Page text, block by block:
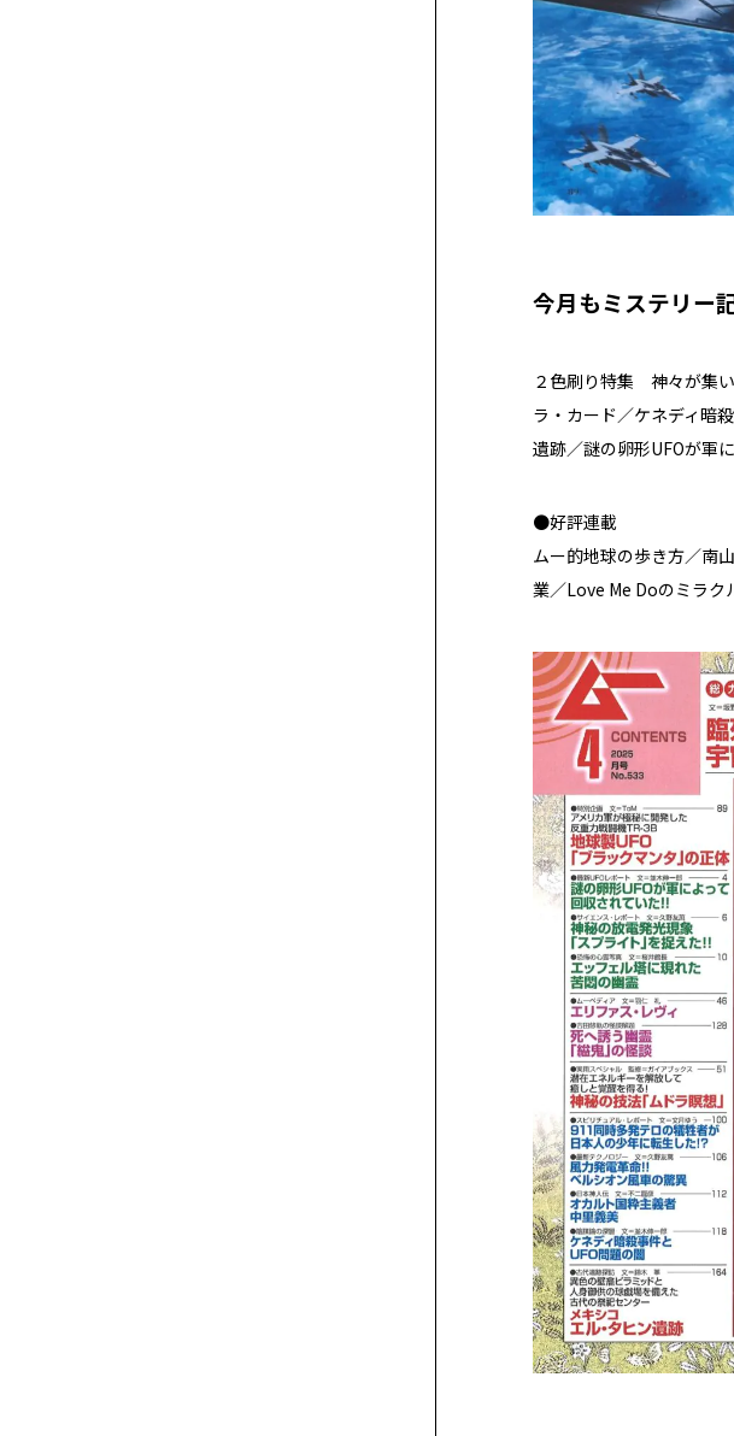
今月もミステリー
２色刷り特集 神々が集
ラ・カード／ケネディ暗
遺跡／謎の卵形UFOが軍
●好評連載
ムー的地球の歩き方／南
業／Love Me Doのミラ